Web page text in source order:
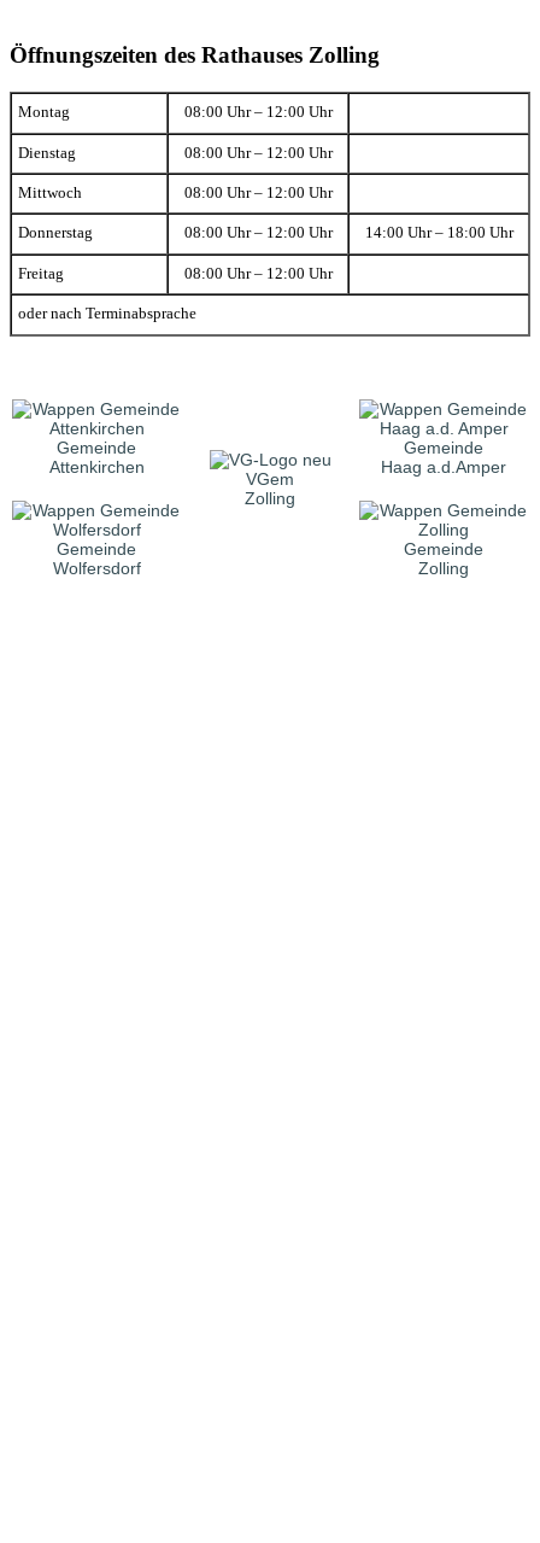
Öffnungszeiten des Rathauses Zolling
Montag 08:00 Uhr – 12:00 Uhr
Dienstag 08:00 Uhr – 12:00 Uhr
Mittwoch 08:00 Uhr – 12:00 Uhr
Donnerstag 08:00 Uhr – 12:00 Uhr 14:00 Uhr – 18:00 Uhr
Freitag 08:00 Uhr – 12:00 Uhr
oder nach Terminabsprache
Gemeinde
Attenkirchen
VGem
Zolling
Gemeinde
Haag a.d.Amper
Gemeinde
Wolfersdorf
Gemeinde
Zolling